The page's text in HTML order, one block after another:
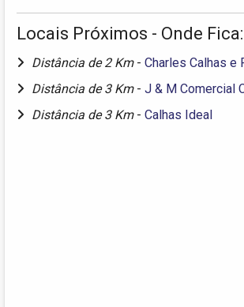
Locais Próximos - Onde Fica:
Distância de 2 Km - Charles Calhas e
Distância de 3 Km - J & M Comercial
Distância de 3 Km - Calhas Ideal